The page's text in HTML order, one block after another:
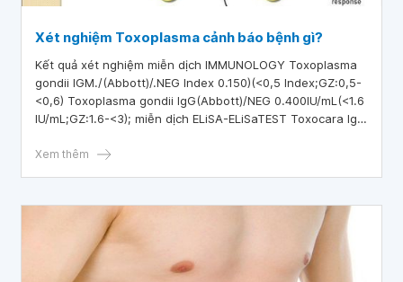
Xét nghiệm Toxoplasma cảnh báo bệnh gì?
Kết quả xét nghiệm miễn dịch IMMUNOLOGY Toxoplasma
gondii IGM./(Abbott)/.NEG Index 0.150)(<0,5 Index;GZ:0,5-
<0,6) Toxoplasma gondii IgG(Abbott)/NEG 0.400IU/mL(<1.6
IU/mL;GZ:1.6-<3); miễn dịch ELiSA-ELiSaTEST Toxocara IgG
cho em hỏi, xét nghiệm toxoplasma cảnh báo bệnh gì?
Xem thêm